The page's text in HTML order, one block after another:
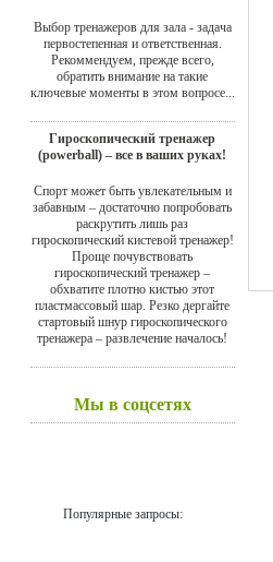
Выбор тренажеров для зала - задача
первостепенная и ответственная.
Рекоммендуем, прежде всего,
обратить внимание на такие
ключевые моменты в этом вопросе...
Гироскопический тренажер
(powerball) – все в ваших руках!
Спорт может быть увлекательным и
забавным – достаточно попробовать
раскрутить лишь раз
гироскопический кистевой тренажер!
Проще почувствовать
гироскопический тренажер –
обхватите плотно кистью этот
пластмассовый шар. Резко дергайте
стартовый шнур гироскопического
тренажера – развлечение началось!
Мы в соцсетях
Популярные запросы: